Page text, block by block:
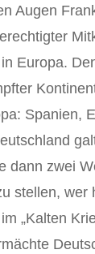
Augen
Europa.
Spanien,
dann zwei
stellen, wer
„Kalten